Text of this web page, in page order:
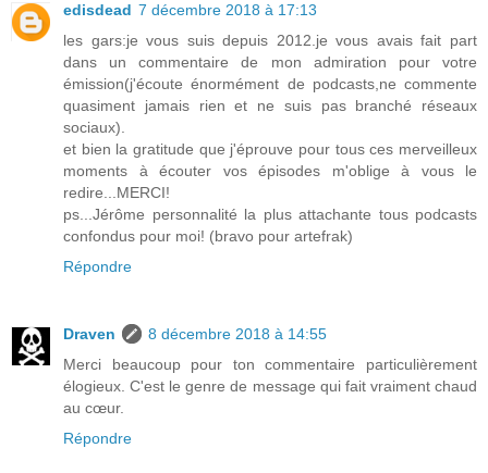
edisdead 7 décembre 2018 à 17:13
les gars:je vous suis depuis 2012.je vous avais fait part
dans un commentaire de mon admiration pour votre
émission(j'écoute énormément de podcasts,ne commente
quasiment jamais rien et ne suis pas branché réseaux
sociaux).
et bien la gratitude que j'éprouve pour tous ces merveilleux
moments à écouter vos épisodes m'oblige à vous le
redire...MERCI!
ps...Jérôme personnalité la plus attachante tous podcasts
confondus pour moi! (bravo pour artefrak)
Répondre
Draven
8 décembre 2018 à 14:55
Merci beaucoup pour ton commentaire particulièrement
élogieux. C'est le genre de message qui fait vraiment chaud
au cœur.
Répondre